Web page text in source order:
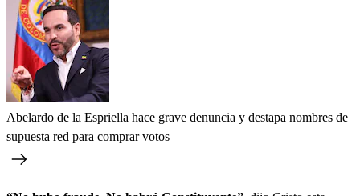
Abelardo de la Espriella hace grave denuncia y destapa nombres de
supuesta red para comprar votos